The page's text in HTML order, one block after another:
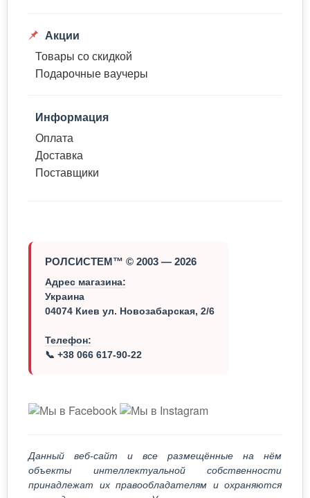
Акции
Товары со скидкой
Подарочные ваучеры
Информация
Оплата
Доставка
Поставщики
РОЛСИСТЕМ™ © 2003 — 2026
Адрес магазина:
Украина
04074 Киев ул. Новозабарская, 2/6
Телефон:
📞 +38 066 617-90-22
Данный веб-сайт и все размещённые на нём
объекты интеллектуальной собственности
принадлежат их правообладателям и охраняются